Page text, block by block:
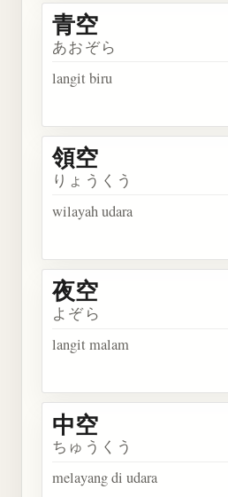
青空
あおぞら
langit biru
領空
りょうくう
wilayah udara
夜空
よぞら
langit malam
中空
ちゅうくう
melayang di udara